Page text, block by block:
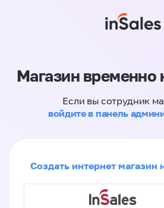
Магазин временно
Если вы сотрудник
войдите в панель
Создать интернет магазин